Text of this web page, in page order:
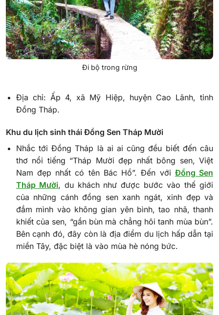
Đi bộ trong rừng
Địa chỉ: Ấp 4, xã Mỹ Hiệp, huyện Cao Lãnh, tỉnh
Đồng Tháp.
Khu du lịch sinh thái Đồng Sen Tháp Mười
Nhắc tới Đồng Tháp là ai ai cũng đều biết đến câu
thơ nổi tiếng “Tháp Mười đẹp nhất bông sen, Việt
Nam đẹp nhất có tên Bác Hồ”. Đến với Đồng Sen
Tháp Mười, du khách như được bước vào thế giới
của những cánh đồng sen xanh ngát, xinh đẹp và
đắm mình vào không gian yên bình, tao nhã, thanh
khiết của sen, “gần bùn mà chẳng hôi tanh mùa bùn”.
Bên cạnh đó, đây còn là địa điểm du lịch hấp dẫn tại
miền Tây, đặc biệt là vào mùa hè nóng bức.